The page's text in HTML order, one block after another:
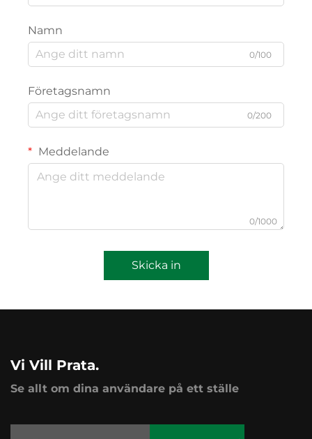
Namn
0/100
Företagsnamn
0/200
Meddelande
0/1000
Skicka in
Vi Vill Prata.
Se allt om dina användare på ett ställe